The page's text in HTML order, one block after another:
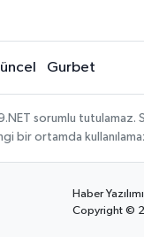
Gurbet
sorumlu tutulamaz.
bir ortamda
Haber
Copyright ©